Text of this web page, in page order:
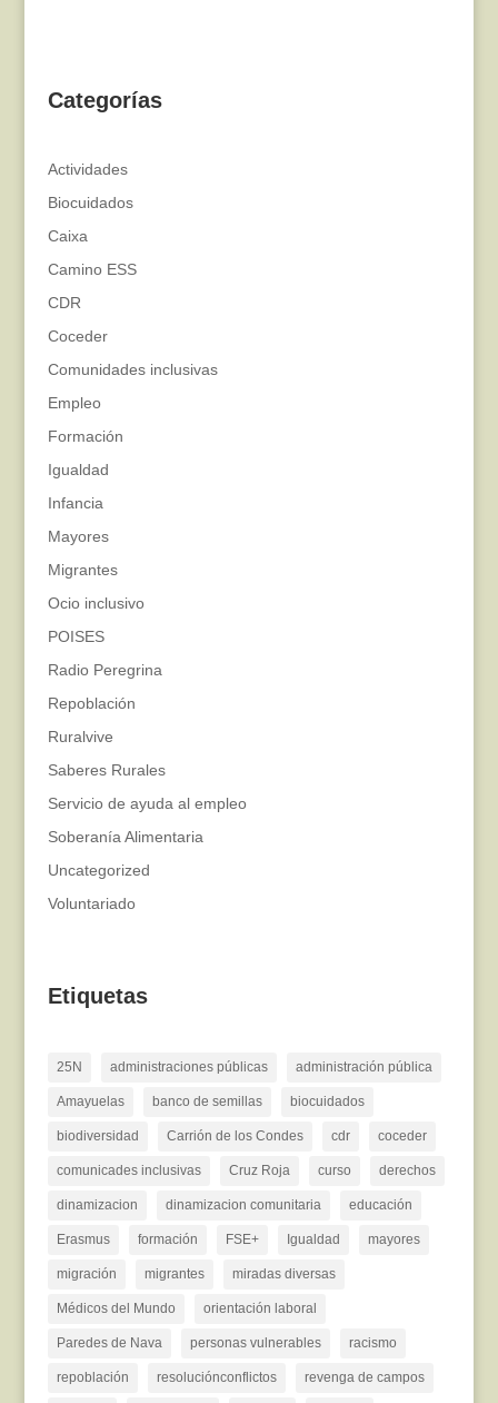
Categorías
Actividades
Biocuidados
Caixa
Camino ESS
CDR
Coceder
Comunidades inclusivas
Empleo
Formación
Igualdad
Infancia
Mayores
Migrantes
Ocio inclusivo
POISES
Radio Peregrina
Repoblación
Ruralvive
Saberes Rurales
Servicio de ayuda al empleo
Soberanía Alimentaria
Uncategorized
Voluntariado
Etiquetas
25N administraciones públicas administración pública
Amayuelas banco de semillas biocuidados
biodiversidad Carrión de los Condes cdr coceder
comunicades inclusivas Cruz Roja curso derechos
dinamizacion dinamizacion comunitaria educación
Erasmus formación FSE+ Igualdad mayores
migración migrantes miradas diversas
Médicos del Mundo orientación laboral
Paredes de Nava personas vulnerables racismo
repoblación resoluciónconflictos revenga de campos